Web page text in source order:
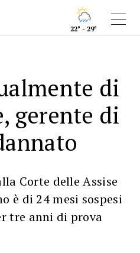
22° - 29°
di
gerente di
Corte delle Assise
è di 24 mesi sospesi
tre anni di prova